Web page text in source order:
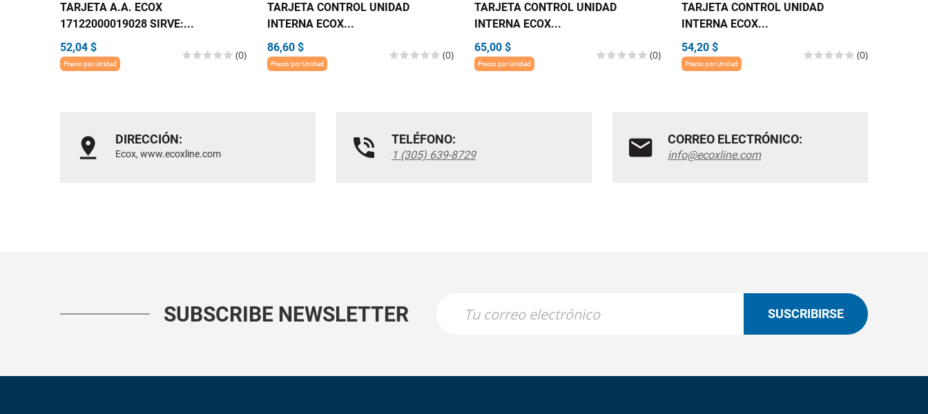
TARJETA A.A. ECOX
17122000019028 SIRVE:...
52,04 $
Precio por Unidad
(0)
TARJETA CONTROL UNIDAD
INTERNA ECOX...
86,60 $
Precio por Unidad
(0)
TARJETA CONTROL UNIDAD
INTERNA ECOX...
65,00 $
Precio por Unidad
(0)
TARJETA CONTROL UNIDAD
INTERNA ECOX...
54,20 $
Precio por Unidad
(0)
DIRECCIÓN:
Ecox, www.ecoxline.com
TELÉFONO:
1 (305) 639-8729
CORREO ELECTRÓNICO:
info@ecoxline.com
SUBSCRIBE NEWSLETTER SUSCRIBIRSE